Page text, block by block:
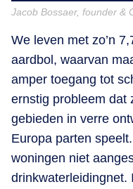
Jacob Bossaer, founder &
We leven met zo’n
aardbol, waarvan
amper toegang tot
ernstig probleem dat
gebieden in verre
Europa parten
woningen niet
drinkwaterleidingnet.